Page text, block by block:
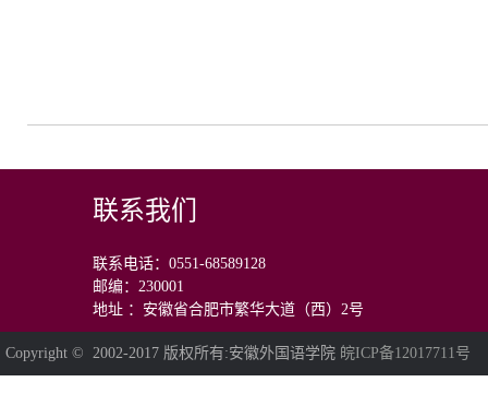
联系我们
联系电话：0551-68589128
邮编：230001
地址 ：安徽省合肥市繁华大道（西）2号
Copyright © 2002-2017 版权所有:安徽外国语学院 皖ICP备12017711号